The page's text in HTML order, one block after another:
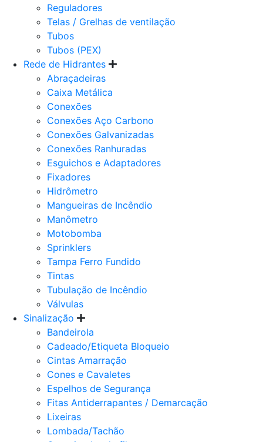
Reguladores
Telas / Grelhas de ventilação
Tubos
Tubos (PEX)
Rede de Hidrantes
Abraçadeiras
Caixa Metálica
Conexões
Conexões Aço Carbono
Conexões Galvanizadas
Conexões Ranhuradas
Esguichos e Adaptadores
Fixadores
Hidrômetro
Mangueiras de Incêndio
Manômetro
Motobomba
Sprinklers
Tampa Ferro Fundido
Tintas
Tubulação de Incêndio
Válvulas
Sinalização
Bandeirola
Cadeado/Etiqueta Bloqueio
Cintas Amarração
Cones e Cavaletes
Espelhos de Segurança
Fitas Antiderrapantes / Demarcação
Lixeiras
Lombada/Tachão